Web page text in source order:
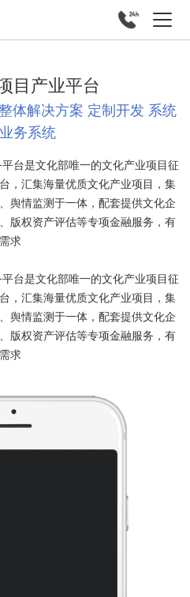
目产业平台
体解决方案 定制开发 系统
业务系统
台是文化部唯一的文化产业项目征
，汇集海量优质文化产业项目，集
舆情监测于一体，配套提供文化企
版权资产评估等专项金融服务，有
求
台是文化部唯一的文化产业项目征
，汇集海量优质文化产业项目，集
舆情监测于一体，配套提供文化企
版权资产评估等专项金融服务，有
求